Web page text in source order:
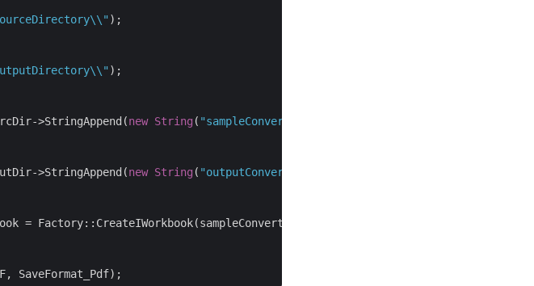
);
);
>StringAppend(new String ( "sampleConvertExcelWorkbookToPDF.xlsx"
>StringAppend(new String (
Factory::CreateIWorkbook(sampleConvertExcelWorkbookToPDF);